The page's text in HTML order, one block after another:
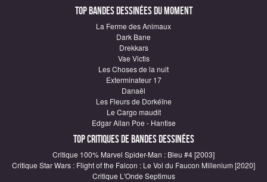
Top Bandes Dessinées du moment
La Ferme des Animaux
Dark Bane
Drekkars
Vae Victis
Les Choses de la nuit
Exterminateur 17
Danaël
Les Fleurs de Dorkéïne
Le Cargo maudit
Edgar Allan Poe - Hantise
Top critiques de Bandes Dessinées
Critique 100% Marvel Spider-Man : Bleu #4 [2003]
Critique Star Wars : Flight of the Falcon : Le Vol du Faucon Millenium [2020]
Critique L'Onde Septimus